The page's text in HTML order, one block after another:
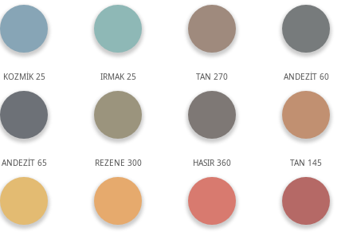
KOZMİK 25 IRMAK 25 TAN 270 ANDEZİT 60
ANDEZİT 65 REZENE 300 HASIR 360 TAN 145